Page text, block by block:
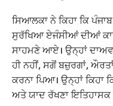
ਸਿਆਲਕਾ ਨੇ ਕਿਹਾ ਕਿ
ਸੁਰੱਖਿਆ ਏਜੰਸੀਆਂ ਦੀਆਂ
ਸਾਹਮਣੇ ਆਏ। ਉਨ੍ਹਾਂ
ਹੀ ਨਹੀਂ, ਸਗੋਂ ਬਜ਼ੁਰਗਾਂ,
ਕਰਨਾ ਪਿਆ। ਉਨ੍ਹਾਂ ਕਿਹਾ
ਅਤੇ ਯਾਦ ਰੱਖਣਾ ਇਤਿਹਾਸਕ